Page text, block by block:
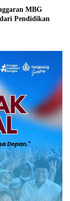
MBG
Pendidikan